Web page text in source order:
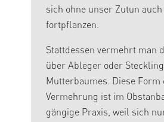
sich ohne unser Zutun
fortpflanzen.
Stattdessen vermehrt man
über Ableger oder
Mutterbaumes. Diese Form
Vermehrung ist im
gängige Praxis, weil sich